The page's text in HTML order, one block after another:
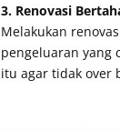
3. Renovasi
Melakukan
pengeluaran yang
itu agar tidak over